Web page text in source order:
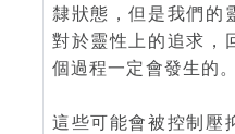
隸狀態，但是我們的
對於靈性上的追求，
個過程一定會發生的。
這些可能會被控制壓